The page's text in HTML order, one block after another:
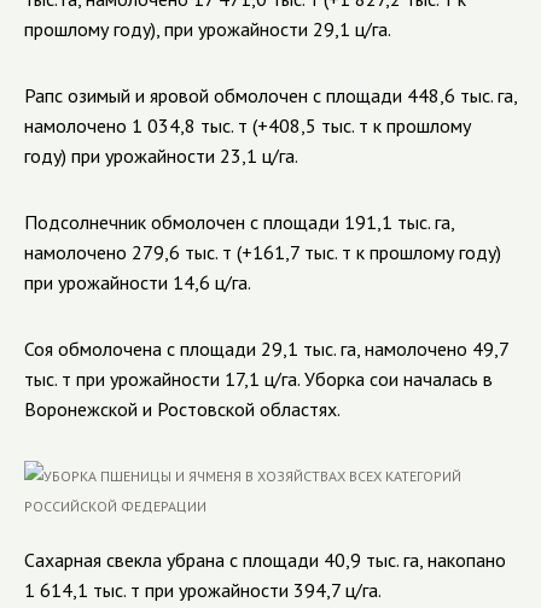
прошлому году), при урожайности 29,1 ц/га.
Рапс озимый и яровой обмолочен с площади 448,6 тыс. га,
намолочено 1 034,8 тыс. т (+408,5 тыс. т к прошлому
году) при урожайности 23,1 ц/га.
Подсолнечник обмолочен с площади 191,1 тыс. га,
намолочено 279,6 тыс. т (+161,7 тыс. т к прошлому году)
при урожайности 14,6 ц/га.
Соя обмолочена с площади 29,1 тыс. га, намолочено 49,7
тыс. т при урожайности 17,1 ц/га. Уборка сои началась в
Воронежской и Ростовской областях.
Сахарная свекла убрана с площади 40,9 тыс. га, накопано
1 614,1 тыс. т при урожайности 394,7 ц/га.